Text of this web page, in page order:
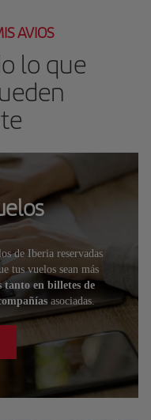
AVIOS
lo que
de Iberia reservadas
tus vuelos sean más
tanto en billetes de
asociadas.